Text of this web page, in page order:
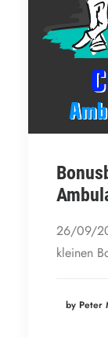
26/09/
kleinen
by Peter